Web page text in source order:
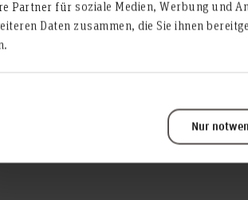
Partner für soziale Medien, Werbung und
Daten zusammen, die Sie ihnen
Nur
zum Thema
WAAM-Prozesses”